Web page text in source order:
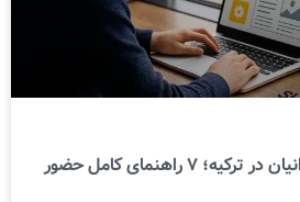
طراحی سایت برای ایرانیان در ترکیه؛ 7 راهنمای کامل حضور